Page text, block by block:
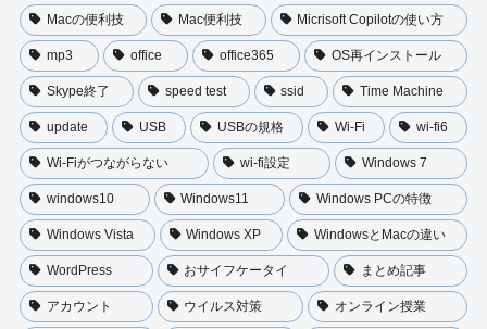
Macの便利技 Mac便利技 Micrisoft Copilotの使い方
mp3 office office365 OS再インストール
Skype終了 speed test ssid Time Machine
update USB USBの規格 Wi-Fi wi-fi6
Wi-Fiがつながらない wi-fi設定 Windows 7
windows10 Windows11 Windows PCの特徴
Windows Vista Windows XP WindowsとMacの違い
WordPress おサイフケータイ まとめ記事
アカウント ウイルス対策 オンライン授業